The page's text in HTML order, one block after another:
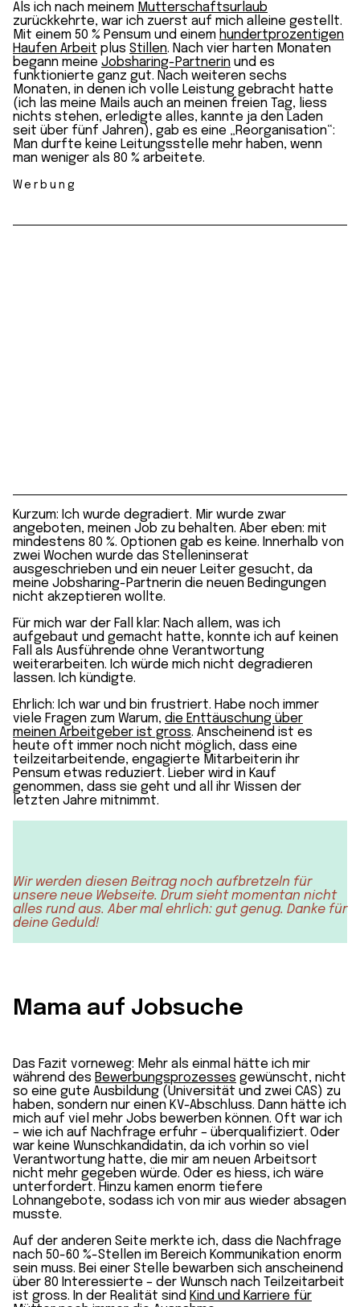
Als ich nach meinem Mutterschaftsurlaub
zurückkehrte, war ich zuerst auf mich alleine gestellt.
Mit einem 50 % Pensum und einem hundertprozentigen
Haufen Arbeit plus Stillen. Nach vier harten Monaten
begann meine Jobsharing-Partnerin und es
funktionierte ganz gut. Nach weiteren sechs
Monaten, in denen ich volle Leistung gebracht hatte
(ich las meine Mails auch an meinen freien Tag, liess
nichts stehen, erledigte alles, kannte ja den Laden
seit über fünf Jahren), gab es eine „Reorganisation“:
Man durfte keine Leitungsstelle mehr haben, wenn
man weniger als 80 % arbeitete.
Werbung
Kurzum: Ich wurde degradiert. Mir wurde zwar
angeboten, meinen Job zu behalten. Aber eben: mit
mindestens 80 %. Optionen gab es keine. Innerhalb von
zwei Wochen wurde das Stelleninserat
ausgeschrieben und ein neuer Leiter gesucht, da
meine Jobsharing-Partnerin die neuen Bedingungen
nicht akzeptieren wollte.
Für mich war der Fall klar: Nach allem, was ich
aufgebaut und gemacht hatte, konnte ich auf keinen
Fall als Ausführende ohne Verantwortung
weiterarbeiten. Ich würde mich nicht degradieren
lassen. Ich kündigte.
Ehrlich: Ich war und bin frustriert. Habe noch immer
viele Fragen zum Warum, die Enttäuschung über
meinen Arbeitgeber ist gross. Anscheinend ist es
heute oft immer noch nicht möglich, dass eine
teilzeitarbeitende, engagierte Mitarbeiterin ihr
Pensum etwas reduziert. Lieber wird in Kauf
genommen, dass sie geht und all ihr Wissen der
letzten Jahre mitnimmt.
Wir werden diesen Beitrag noch aufbretzeln für
unsere neue Webseite. Drum sieht momentan nicht
alles rund aus. Aber mal ehrlich: gut genug. Danke für
deine Geduld!
Mama auf Jobsuche
Das Fazit vorneweg: Mehr als einmal hätte ich mir
während des Bewerbungsprozesses gewünscht, nicht
so eine gute Ausbildung (Universität und zwei CAS) zu
haben, sondern nur einen KV-Abschluss. Dann hätte ich
mich auf viel mehr Jobs bewerben können. Oft war ich
– wie ich auf Nachfrage erfuhr – überqualifiziert. Oder
war keine Wunschkandidatin, da ich vorhin so viel
Verantwortung hatte, die mir am neuen Arbeitsort
nicht mehr gegeben würde. Oder es hiess, ich wäre
unterfordert. Hinzu kamen enorm tiefere
Lohnangebote, sodass ich von mir aus wieder absagen
musste.
Auf der anderen Seite merkte ich, dass die Nachfrage
nach 50-60 %-Stellen im Bereich Kommunikation enorm
sein muss. Bei einer Stelle bewarben sich anscheinend
über 80 Interessierte – der Wunsch nach Teilzeitarbeit
ist gross. In der Realität sind Kind und Karriere für